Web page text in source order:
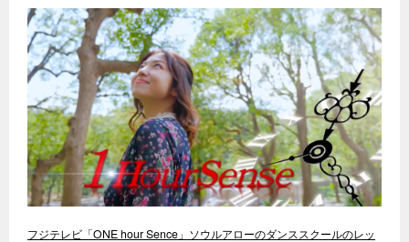
フジテレビ「ONE hour Sence」ソウルアローのダンススクールのレッ